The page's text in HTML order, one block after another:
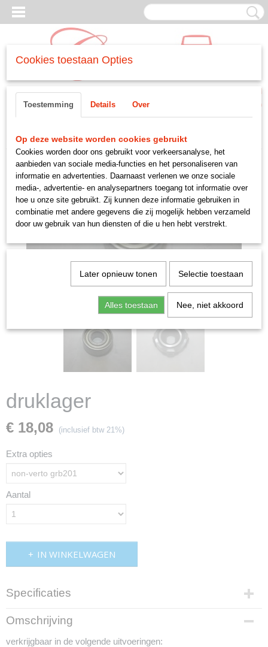
Inloggen Registreren
(0)
Home>MOTORDELEN >-koppeling>druklager
druklager
€ 18,08 (inclusief btw 21%)
Extra opties
Aantal
IN WINKELWAGEN
Specificaties
Productcode
grb201
Omschrijving
verkrijgbaar in de volgende uitvoeringen:
Cookies toestaan Opties
Toestemming Details Over
Op deze website worden cookies gebruikt
Cookies worden door ons gebruikt voor verkeersanalyse, het
aanbieden van sociale media-functies en het personaliseren van
informatie en advertenties. Daarnaast verlenen we onze sociale
media-, advertentie- en analysepartners toegang tot informatie over
hoe u onze site gebruikt. Zij kunnen deze informatie gebruiken in
combinatie met andere gegevens die zij mogelijk hebben verzameld
door uw gebruik van hun diensten of die u hen hebt verstrekt.
Later opnieuw tonen Selectie toestaan
Alles toestaan Nee, niet akkoord